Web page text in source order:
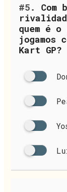
#5.
Com
quem é
jogamos
Kart GP?